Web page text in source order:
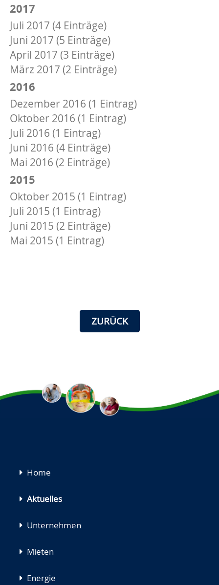
2017
Juli 2017 (4 Einträge)
Juni 2017 (5 Einträge)
April 2017 (3 Einträge)
März 2017 (2 Einträge)
2016
Dezember 2016 (1 Eintrag)
Oktober 2016 (1 Eintrag)
Juli 2016 (1 Eintrag)
Juni 2016 (4 Einträge)
Mai 2016 (2 Einträge)
2015
Oktober 2015 (1 Eintrag)
Juli 2015 (1 Eintrag)
Juni 2015 (2 Einträge)
Mai 2015 (1 Eintrag)
ZURÜCK
Navigation
Home
Aktuelles
Unternehmen
Mieten
Energie